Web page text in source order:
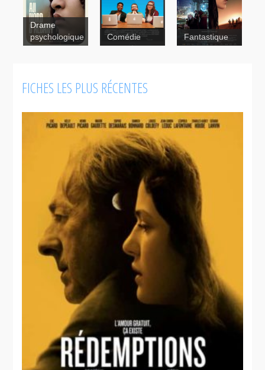
Marguerite
Drame
psychologique
Comédie Fantastique
FICHES LES PLUS RÉCENTES